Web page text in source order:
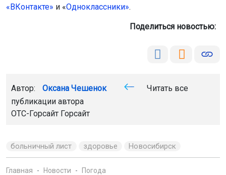
«ВКонтакте» и «Одноклассники».
Поделиться новостью:
Автор: Оксана Чешенок
Читать все
публикации автора
ОТС-Горсайт Горсайт
больничный лист здоровье Новосибирск
Главная Новости Погода